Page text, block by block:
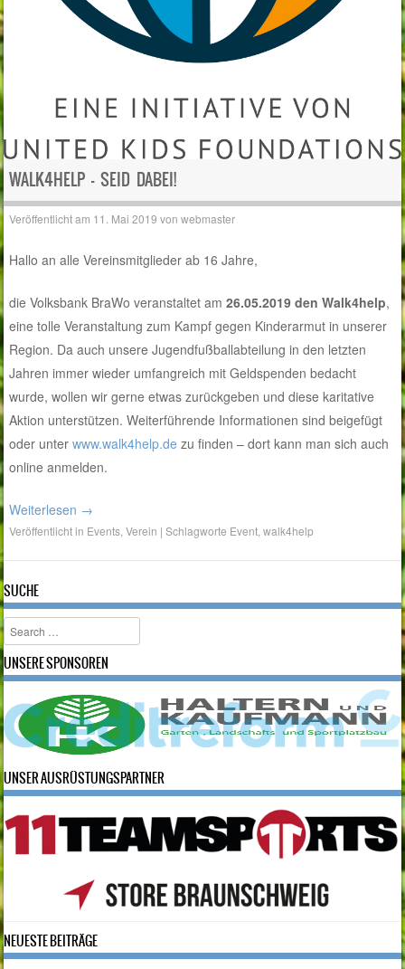
WALK4HELP – SEID DABEI!
Veröffentlicht am 11. Mai 2019 vonwebmaster
Hallo an alle Vereinsmitglieder ab 16 Jahre,
die Volksbank BraWo veranstaltet am26.05.2019 den Walk4help,
eine tolle Veranstaltung zum Kampf gegen Kinderarmut in unserer
Region. Da auch unsere Jugendfußballabteilung in den letzten
Jahren immer wieder umfangreich mit Geldspenden bedacht
wurde, wollen wir gerne etwas zurückgeben und diese karitative
Aktion unterstützen. Weiterführende Informationen sind beigefügt
oder unterwww.walk4help.de zu finden – dort kann man sich auch
online anmelden.
Weiterlesen →
Veröffentlicht in Events,Verein |Schlagworte Event,walk4help
SUCHE
Search
UNSERE SPONSOREN
NEUESTE BEITRÄGE